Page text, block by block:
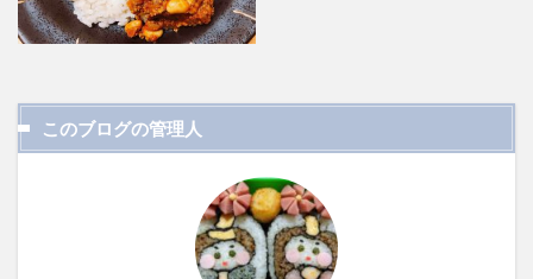
このブログの管理人